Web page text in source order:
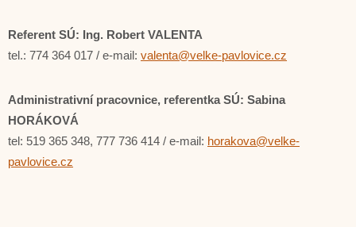
Referent SÚ: Ing. Robert VALENTA
tel.: 774 364 017 / e-mail: valenta@velke-pavlovice.cz
Administrativní pracovnice, referentka SÚ: Sabina
HORÁKOVÁ
tel: 519 365 348, 777 736 414 / e-mail: horakova@velke-
pavlovice.cz